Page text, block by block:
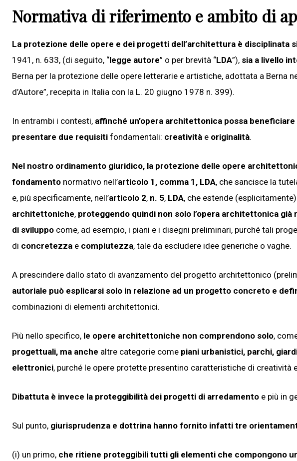
Normativa di riferimento e ambito di
La protezione delle opere e dei progetti dell’architettura è disciplinata
1941, n. 633, (di seguito, “legge autore” o per brevità “LDA”), sia a livello
Berna per la protezione delle opere letterarie e artistiche, adottata a Berna
d’Autore”, recepita in Italia con la L. 20 giugno 1978 n. 399).
In entrambi i contesti, affinché un’opera architettonica possa
presentare due requisiti fondamentali: creatività e originalità.
Nel nostro ordinamento giuridico, la protezione delle opere
fondamento normativo nell’articolo 1, comma 1, LDA, che sancisce la
e, più specificamente, nell’articolo 2, n. 5, LDA, che estende
architettoniche, proteggendo quindi non solo l’opera architettonica
di sviluppo come, ad esempio, i piani e i disegni preliminari, purché tali
di concretezza e compiutezza, tale da escludere idee generiche o vaghe.
A prescindere dallo stato di avanzamento del progetto architettonico
autoriale può esplicarsi solo in relazione ad un progetto concreto e
combinazioni di elementi architettonici.
Più nello specifico, le opere architettoniche non comprendono solo,
progettuali, ma anche altre categorie come piani urbanistici, parchi,
elettronici, purché le opere protette presentino caratteristiche di creatività
Dibattuta è invece la proteggibilità dei progetti di arredamento e più in
Sul punto, giurisprudenza e dottrina hanno fornito infatti tre
(i) un primo, che ritiene proteggibili tutti gli elementi che compongono